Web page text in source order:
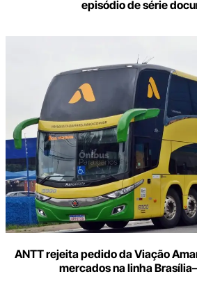
episódio de série
ANTT rejeita pedido da Viação
mercados na linha